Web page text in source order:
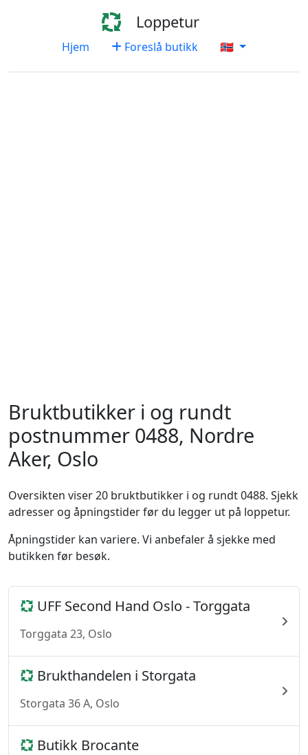
Loppetur
Hjem Foreslå butikk 🇳🇴
Bruktbutikker i og rundt
postnummer 0488, Nordre
Aker, Oslo
Oversikten viser 20 bruktbutikker i og rundt 0488. Sjekk
adresser og åpningstider før du legger ut på loppetur.
Åpningstider kan variere. Vi anbefaler å sjekke med
butikken før besøk.
UFF Second Hand Oslo - Torggata
Torggata 23, Oslo
Brukthandelen i Storgata
Storgata 36 A, Oslo
Butikk Brocante